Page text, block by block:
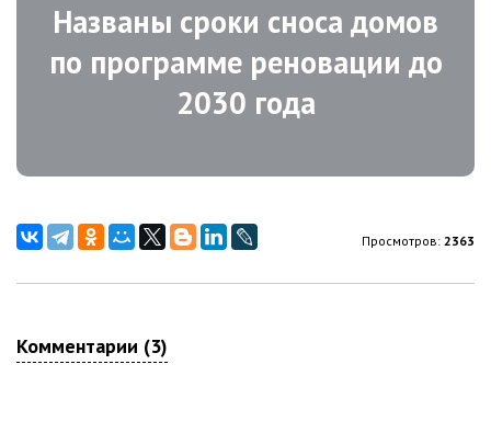
Названы сроки сноса домов
по программе реновации до
2030 года
Просмотров: 2363
Комментарии (3)